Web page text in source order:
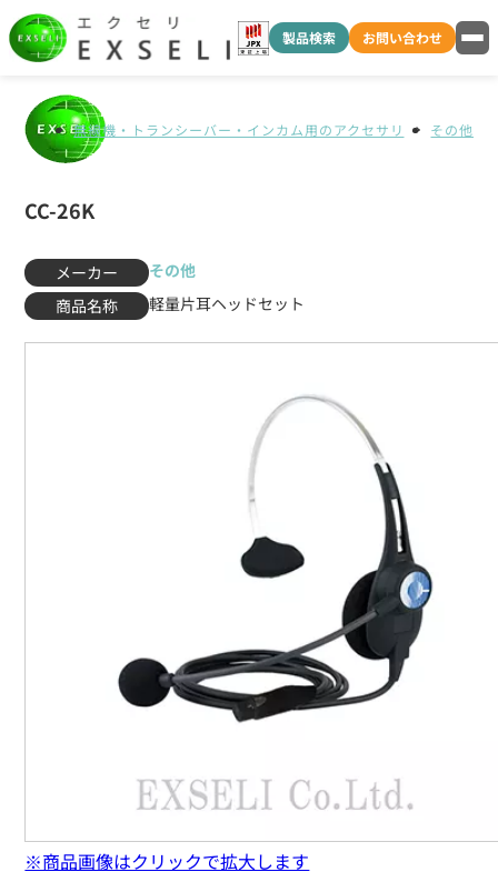
製品検索 お問い合わせ
無線機・トランシーバー・インカム用のアクセサリ その他
CC-26K
メーカー
その他
商品名称
軽量片耳ヘッドセット
※商品画像はクリックで拡大します